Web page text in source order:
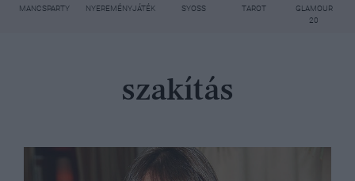
MANCSPARTY NYEREMÉNYJÁTÉK SYOSS TAROT
GLAMOUR
20
szakítás